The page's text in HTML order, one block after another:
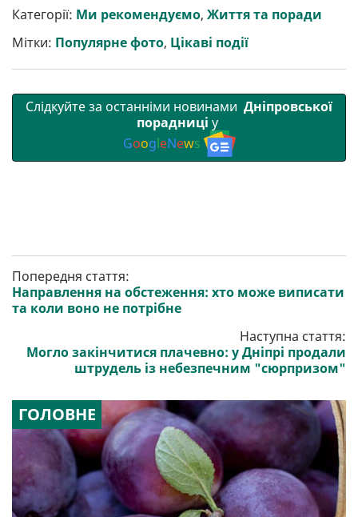
р
и
т
и
b
o
o
k
e
r
l g
r
a
m
s
A
p
p
r l
Категорії: Ми рекомендуємо, Життя та поради
Мітки: Популярне фото, Цікаві події
Слідкуйте за останніми новинами Дніпровської
порадниці у
GoogleNews
Попередня стаття:
Направлення на обстеження: хто може виписати
та коли воно не потрібне
Наступна стаття:
Могло закінчитися плачевно: у Дніпрі продали
штрудель із небезпечним "сюрпризом"
ГОЛОВНЕ